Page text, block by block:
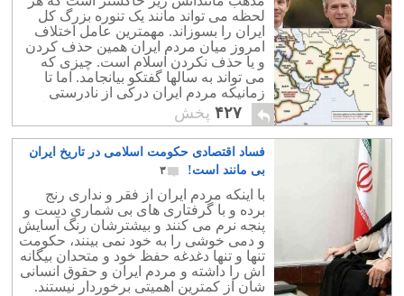
لحظه می تواند مانند یک تنوره بزرگ کل
ایران را بسوزاند. مهمترین عامل اختلاف
امروز میان مردم ایران همین حذف کردن
و یا حذف نکردن اسلام است. چیزی که
می تواند به سالها گفتکو بیانجامد. اما تا
زمانیکه مردم ایران درکی از نادرستی
مذهب و درستی سیستم دموکراتیک نداشته
باشند ، امیدی به تغییر عمده در اوضاع
نابسامان ایران نخواهد بود.
۴۲۷ پخش
فساد اقتصادی حکومت اسلامی در تاریخ ایران
بی مانند است!
۳
با اینکه مردم ایران از فقر و نداری رنج
برده و با گرفتاری های بی شماری دست و
پنجه نرم می کنند و بیشترشان رنگ آسایش
و دمی خوشی را به خود نمی بینند، حکومت
تنها و تنها دغدغه حفظ خود و متحدان بیگانه
اش را داشته و مردم ایران و حقوق انسانی
شان از کمترین اهمیتی برخوردار نیستند.